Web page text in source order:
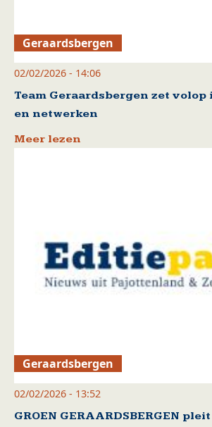
Geraardsbergen
02/02/2026 - 14:06
Team Geraardsbergen zet volop
en netwerken
Meer lezen
Geraardsbergen
02/02/2026 - 13:52
GROEN GERAARDSBERGEN